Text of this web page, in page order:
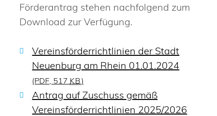
Förderantrag stehen nachfolgend zum
Download zur Verfügung.
Vereinsförderrichtlinien der Stadt
Neuenburg am Rhein 01.01.2024
(PDF, 517 KB)
Antrag auf Zuschuss gemäß
Vereinsförderrichtlinien 2025/2026